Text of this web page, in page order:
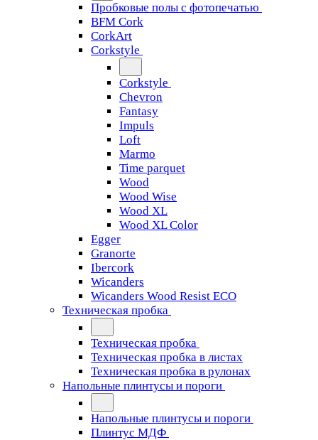
Пробковые полы с фотопечатью
BFM Cork
CorkArt
Corkstyle
Corkstyle
Chevron
Fantasy
Impuls
Loft
Marmo
Time parquet
Wood
Wood Wise
Wood XL
Wood XL Color
Egger
Granorte
Ibercork
Wicanders
Wicanders Wood Resist ECO
Техническая пробка
Техническая пробка
Техническая пробка в листах
Техническая пробка в рулонах
Напольные плинтусы и пороги
Напольные плинтусы и пороги
Плинтус МДФ